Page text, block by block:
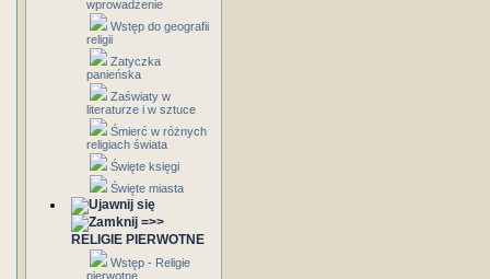
wprowadzenie
Wstęp do geografii
religii
Zatyczka
panieńska
Zaświaty w
literaturze i w sztuce
Śmierć w różnych
religiach świata
Święte księgi
Święte miasta
=>>
RELIGIE PIERWOTNE
Wstęp - Religie
pierwotne